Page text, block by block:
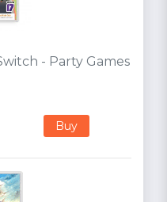
- Party Games
Buy